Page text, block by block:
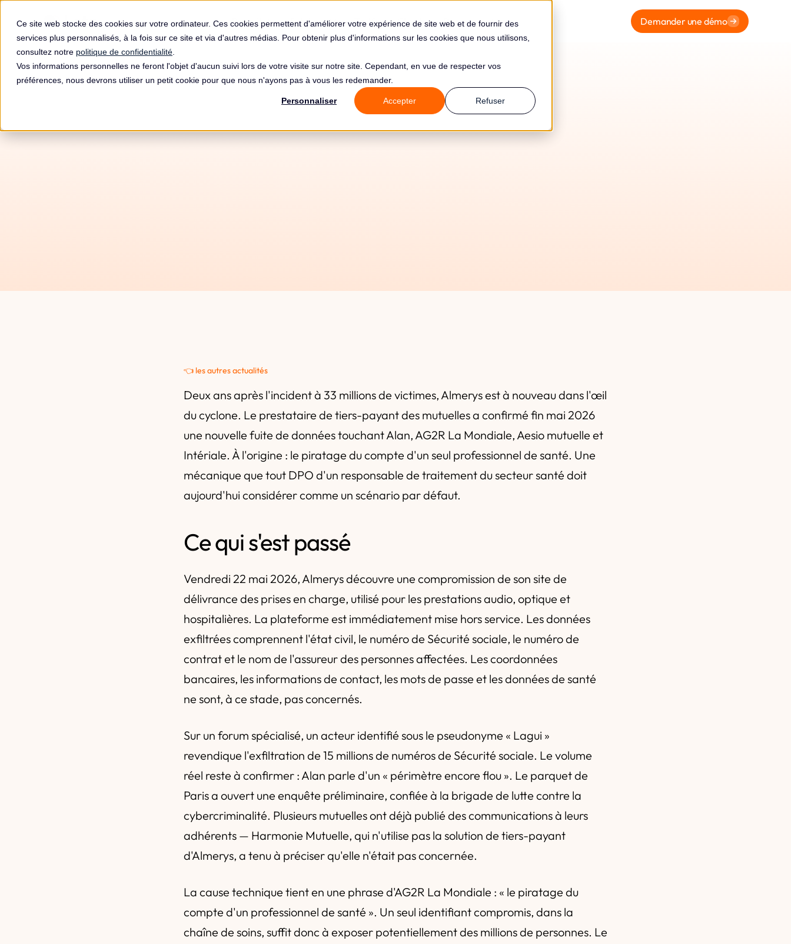
Ce site web stocke des cookies sur votre ordinateur. Ces cookies permettent d'améliorer votre expérience de site web et de fournir des
services plus personnalisés, à la fois sur ce site et via d'autres médias. Pour obtenir plus d'informations sur les cookies que nous utilisons,
consultez notre politique de confidentialité
Vos informations personnelles ne feront l'objet d'aucun suivi lors de votre visite sur notre site. Cependant, en vue de respecter vos
préférences, nous devrons utiliser un petit cookie pour que nous n'ayons pas à vous les redemander.
Personnaliser Accepter Refuser
Produits Solutions Tarifs Clients Ressources Demander une démo
👈 les autres actualités
Deux ans après l'incident à 33 millions de victimes, Almerys est à nouveau dans l'œil
du cyclone. Le prestataire de tiers-payant des mutuelles a confirmé fin mai 2026
une nouvelle fuite de données touchant Alan, AG2R La Mondiale, Aesio mutuelle et
Intériale. À l'origine : le piratage du compte d'un seul professionnel de santé. Une
mécanique que tout DPO d'un responsable de traitement du secteur santé doit
aujourd'hui considérer comme un scénario par défaut.
Ce qui s'est passé
Vendredi 22 mai 2026, Almerys découvre une compromission de son site de
délivrance des prises en charge, utilisé pour les prestations audio, optique et
hospitalières. La plateforme est immédiatement mise hors service. Les données
exfiltrées comprennent l'état civil, le numéro de Sécurité sociale, le numéro de
contrat et le nom de l'assureur des personnes affectées. Les coordonnées
bancaires, les informations de contact, les mots de passe et les données de santé
ne sont, à ce stade, pas concernés.
Sur un forum spécialisé, un acteur identifié sous le pseudonyme « Lagui »
revendique l'exfiltration de 15 millions de numéros de Sécurité sociale. Le volume
réel reste à confirmer : Alan parle d'un « périmètre encore flou ». Le parquet de
Paris a ouvert une enquête préliminaire, confiée à la brigade de lutte contre la
cybercriminalité. Plusieurs mutuelles ont déjà publié des communications à leurs
adhérents — Harmonie Mutuelle, qui n'utilise pas la solution de tiers-payant
d'Almerys, a tenu à préciser qu'elle n'était pas concernée.
La cause technique tient en une phrase d'AG2R La Mondiale : « le piratage du
compte d'un professionnel de santé ». Un seul identifiant compromis, dans la
chaîne de soins, suffit donc à exposer potentiellement des millions de personnes. Le